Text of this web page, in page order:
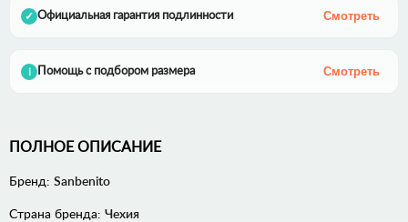
✓ Официальная гарантия подлинности Смотреть
i Помощь с подбором размера Смотреть
ПОЛНОЕ ОПИСАНИЕ
Бренд: Sanbenito
Страна бренда: Чехия